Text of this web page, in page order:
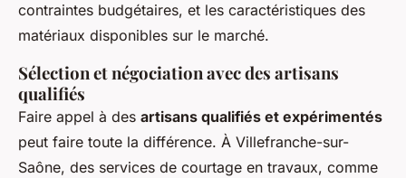
contraintes budgétaires, et les caractéristiques des
matériaux disponibles sur le marché.
Sélection et négociation avec des artisans
qualifiés
Faire appel à des artisans qualifiés et expérimentés
peut faire toute la différence. À Villefranche-sur-
Saône, des services de courtage en travaux, comme